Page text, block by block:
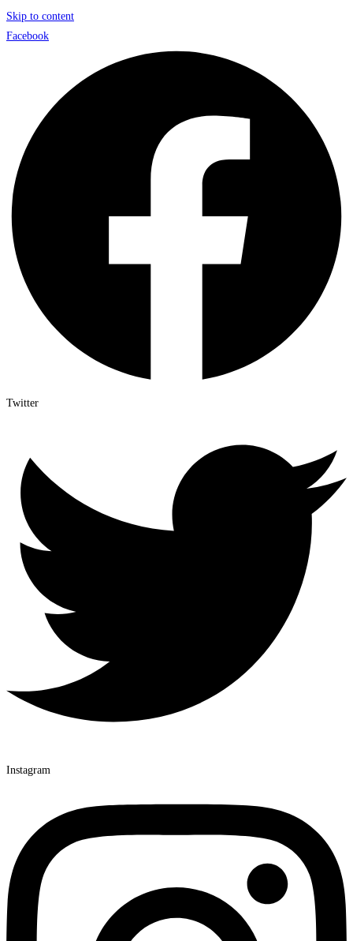
Skip to content
Facebook
Twitter
Instagram